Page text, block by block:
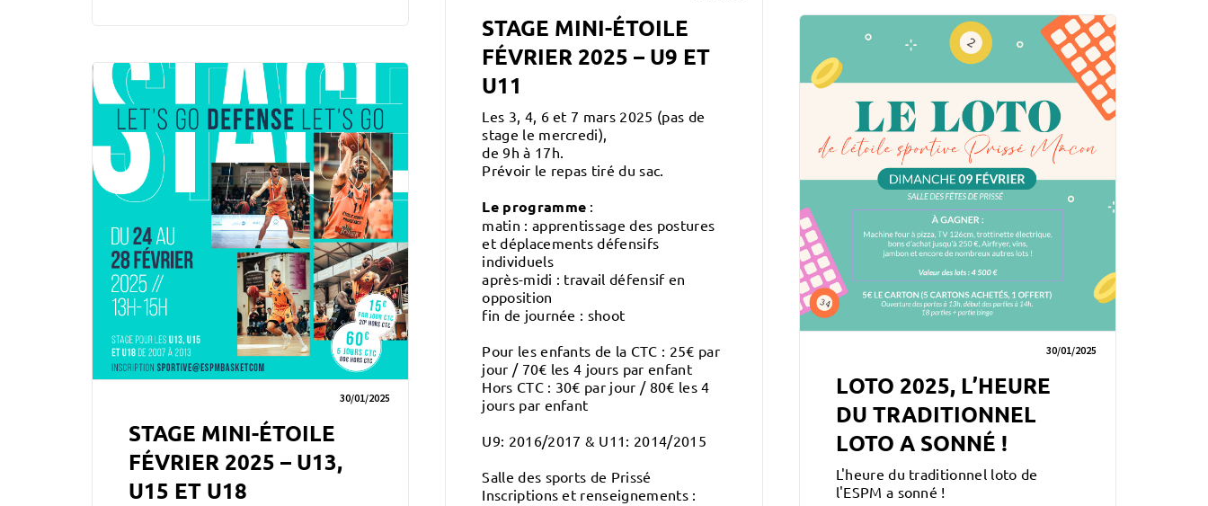
30/01/2025
STAGE MINI-ÉTOILE
FÉVRIER 2025 – U13,
U15 ET U18
STAGE MINI-ÉTOILE
FÉVRIER 2025 – U9 ET
U11
Les 3, 4, 6 et 7 mars 2025 (pas de
stage le mercredi),
de 9h à 17h.
Prévoir le repas tiré du sac.
Le programme :
matin : apprentissage des postures
et déplacements défensifs
individuels
après-midi : travail défensif en
opposition
fin de journée : shoot
Pour les enfants de la CTC : 25€ par
jour / 70€ les 4 jours par enfant
Hors CTC : 30€ par jour / 80€ les 4
jours par enfant
U9: 2016/2017 & U11: 2014/2015
Salle des sports de Prissé
Inscriptions et renseignements :
30/01/2025
LOTO 2025, L’HEURE
DU TRADITIONNEL
LOTO A SONNÉ !
L'heure du traditionnel loto de
l'ESPM a sonné !